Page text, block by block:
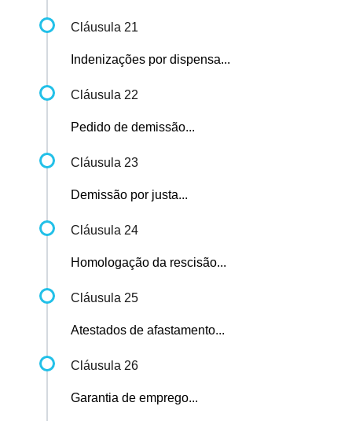
Cláusula 21
Indenizações por dispensa...
Cláusula 22
Pedido de demissão...
Cláusula 23
Demissão por justa...
Cláusula 24
Homologação da rescisão...
Cláusula 25
Atestados de afastamento...
Cláusula 26
Garantia de emprego...